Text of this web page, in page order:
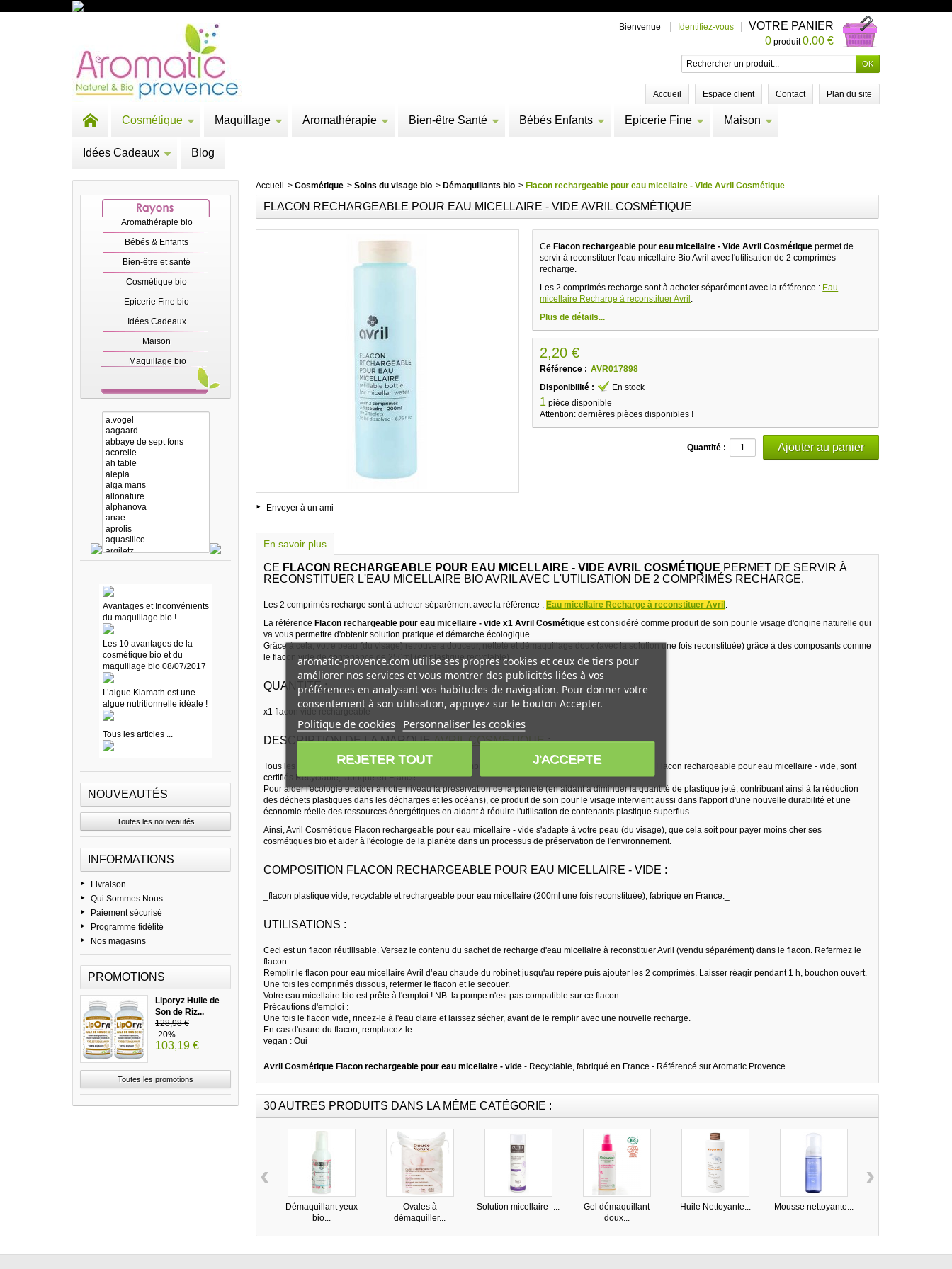
Bienvenue Identifiez-vous
VOTRE PANIER
0 produit0.00 €
Accueil Espace client Contact Plan du site
Cosmétique Maquillage Aromathérapie Bien-être Santé Bébés Enfants Epicerie Fine Maison
Idées Cadeaux Blog
Aromathérapie bio
Bébés & Enfants
Bien-être et santé
Cosmétique bio
Epicerie Fine bio
Idées Cadeaux
Maison
Maquillage bio
Avantages et Inconvénients
du maquillage bio !
Les 10 avantages de la
cosmétique bio et du
maquillage bio 08/07/2017
L’algue Klamath est une
algue nutritionnelle idéale !
Tous les articles ...
NOUVEAUTÉS
Toutes les nouveautés
INFORMATIONS
Livraison
Qui Sommes Nous
Paiement sécurisé
Programme fidélité
Nos magasins
PROMOTIONS
Liporyz Huile de
Son de Riz...
128,98 €
-20%
103,19 €
Toutes les promotions
Accueil > Cosmétique > Soins du visage bio > Démaquillants bio > Flacon rechargeable pour eau micellaire - Vide Avril Cosmétique
FLACON RECHARGEABLE POUR EAU MICELLAIRE - VIDE AVRIL COSMÉTIQUE
Envoyer à un ami
CeFlacon rechargeable pour eau micellaire - Vide Avril Cosmétique permet de
servir à reconstituer l'eau micellaire Bio Avril avec l'utilisation de 2 comprimés
recharge.
Les 2 comprimés recharge sont à acheter séparément avec la référence : Eau
micellaire Recharge à reconstituer Avril.
Plus de détails...
2,20 €
Référence : AVR017898
Disponibilité :
En stock
1 pièce disponible
Attention: dernières pièces disponibles !
Quantité :
En savoir plus
CE FLACON RECHARGEABLE POUR EAU MICELLAIRE - VIDE AVRIL COSMÉTIQUE PERMET DE SERVIR À
RECONSTITUER L'EAU MICELLAIRE BIO AVRIL AVEC L'UTILISATION DE 2 COMPRIMÉS RECHARGE.
Les 2 comprimés recharge sont à acheter séparément avec la référence :Eau micellaire Recharge à reconstituer Avril.
La référenceFlacon rechargeable pour eau micellaire - vide x1 Avril Cosmétique est considéré comme produit de soin pour le visage d'origine naturelle qui
va vous permettre d'obtenir solution pratique et démarche écologique.
Grâce à cela, votre peau (du visage) retrouvera douceur, netteté et démaquillage doux (avec la solution une fois reconstituée) grâce à des composants comme
le flacon vide de contenance de 250ml (en plastique recyclable).
QUANTITE :
x1 flacon vide rechargeable
DESCRIPTION DE LA MARQUEAVRIL COSMÉTIQUE:
Tous les produits de la marque Avril Cosmétique y compris ce produit de soin pour le visage le produit Flacon rechargeable pour eau micellaire - vide, sont
certifiés Recyclable, fabriqué en France.
Pour aider l'écologie et aider à notre niveau la préservation de la planète (en aidant à diminuer la quantité de plastique jeté, contribuant ainsi à la réduction
des déchets plastiques dans les décharges et les océans), ce produit de soin pour le visage intervient aussi dans l'apport d'une nouvelle durabilité et une
économie réelle des ressources énergétiques en aidant à réduire l'utilisation de contenants plastique superflus.
Ainsi, Avril Cosmétique Flacon rechargeable pour eau micellaire - vide s'adapte à votre peau (du visage), que cela soit pour payer moins cher ses
cosmétiques bio et aider à l'écologie de la planète dans un processus de préservation de l'environnement.
COMPOSITION FLACON RECHARGEABLE POUR EAU MICELLAIRE - VIDE :
_flacon plastique vide, recyclable et rechargeable pour eau micellaire (200ml une fois reconstituée), fabriqué en France._
UTILISATIONS :
Ceci est un flacon réutilisable. Versez le contenu du sachet de recharge d'eau micellaire à reconstituer Avril (vendu séparément) dans le flacon. Refermez le
flacon.
Remplir le flacon pour eau micellaire Avril d’eau chaude du robinet jusqu'au repère puis ajouter les 2 comprimés. Laisser réagir pendant 1 h, bouchon ouvert.
Une fois les comprimés dissous, refermer le flacon et le secouer.
Votre eau micellaire bio est prête à l'emploi ! NB: la pompe n'est pas compatible sur ce flacon.
Précautions d'emploi :
Une fois le flacon vide, rincez-le à l'eau claire et laissez sécher, avant de le remplir avec une nouvelle recharge.
En cas d'usure du flacon, remplacez-le.
vegan : Oui
Avril Cosmétique Flacon rechargeable pour eau micellaire - vide - Recyclable, fabriqué en France - Référencé sur Aromatic Provence.
30 AUTRES PRODUITS DANS LA MÊME CATÉGORIE :
Démaquillant yeux
bio...
Ovales à
démaquiller...
Solution micellaire -...
Gel démaquillant
doux...
Huile Nettoyante... Mousse nettoyante...
‹ ›
aromatic-provence.com utilise ses propres cookies et ceux de tiers pour
améliorer nos services et vous montrer des publicités liées à vos
préférences en analysant vos habitudes de navigation. Pour donner votre
consentement à son utilisation, appuyez sur le bouton Accepter.
Politique de cookies Personnaliser les cookies
REJETER TOUT J'ACCEPTE